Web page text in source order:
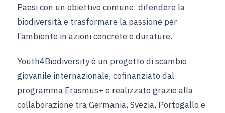
Paesi con un obiettivo comune: difendere la
biodiversità e trasformare la passione per
l’ambiente in azioni concrete e durature.
Youth4Biodiversity è un progetto di scambio
giovanile internazionale, cofinanziato dal
programma Erasmus+ e realizzato grazie alla
collaborazione tra Germania, Svezia, Portogallo e